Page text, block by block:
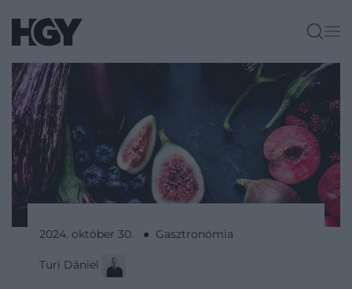
2024. október 30. ● Gasztronómia
Turi Dániel